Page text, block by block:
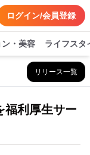
ログイン/会員登録
・美容 ライフスタ
リリース一覧
福利厚生サー